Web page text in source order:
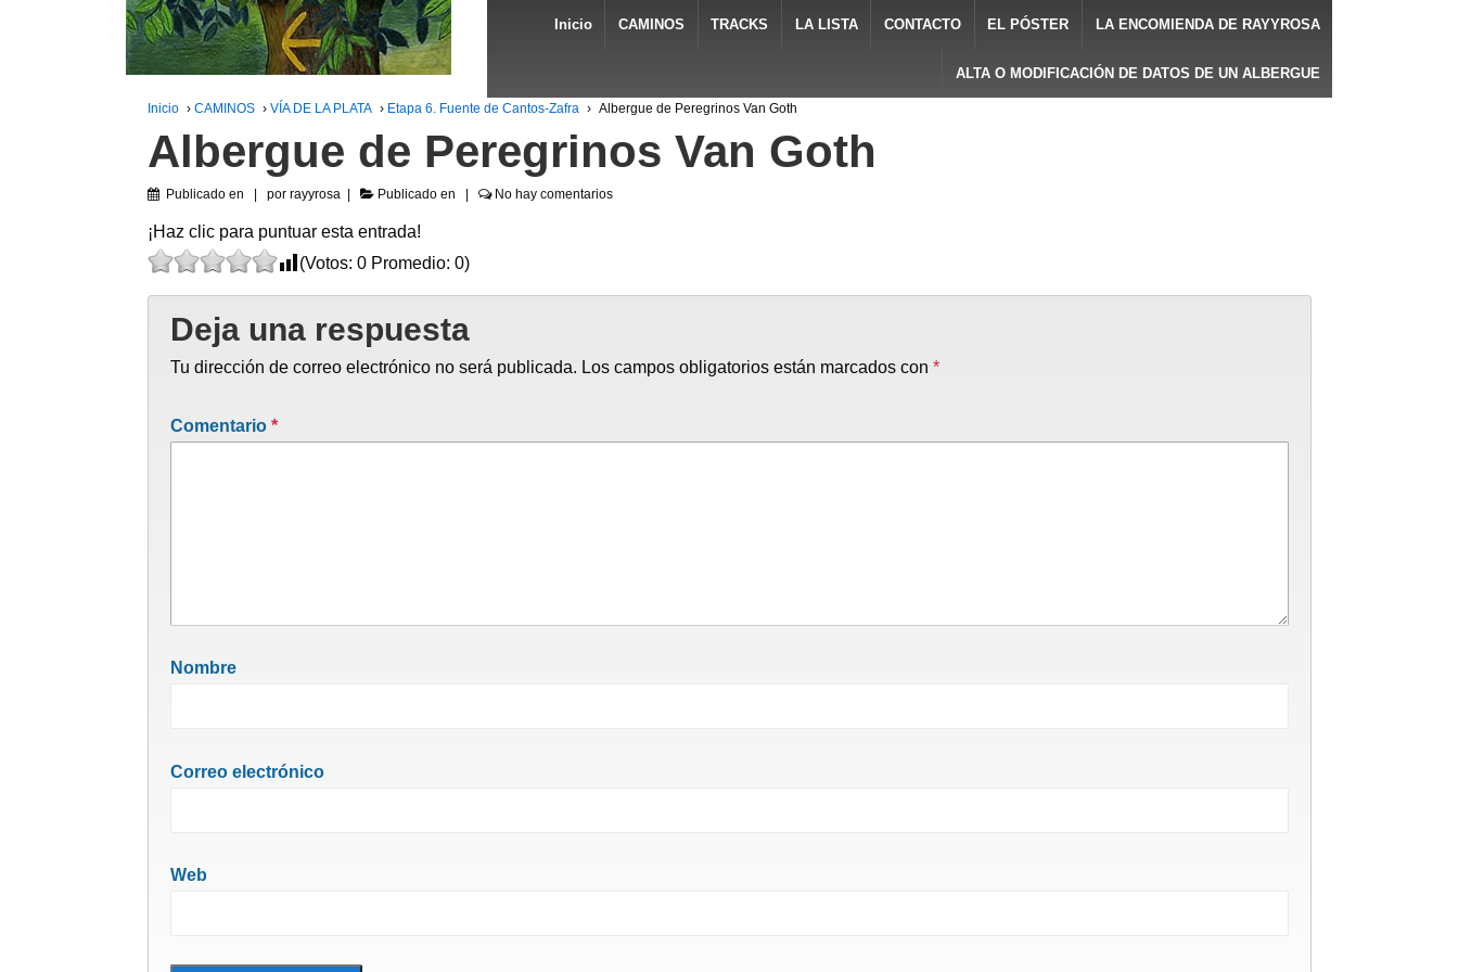
Inicio CAMINOS TRACKS LA LISTA CONTACTO EL PÓSTER LA ENCOMIENDA DE RAYYROSA
ALTA O MODIFICACIÓN DE DATOS DE UN ALBERGUE
Inicio › CAMINOS › VÍA DE LA PLATA › Etapa 6. Fuente de Cantos-Zafra › Albergue de Peregrinos Van Goth
Albergue de Peregrinos Van Goth
Publicado en por rayyrosa Publicado en No hay comentarios
¡Haz clic para puntuar esta entrada!
(Votos: 0Promedio: 0)
Deja una respuesta
Tu dirección de correo electrónico no será publicada. Los campos obligatorios están marcados con *
Comentario *
Nombre
Correo electrónico
Web